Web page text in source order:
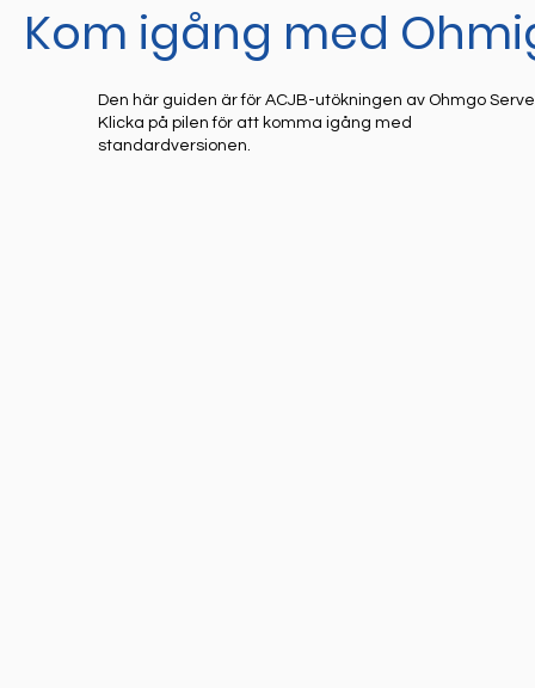
Kom igång med
Den här guiden är för ACJB-utökningen av Ohmgo
Klicka på pilen för att komma igång med
standardversionen.